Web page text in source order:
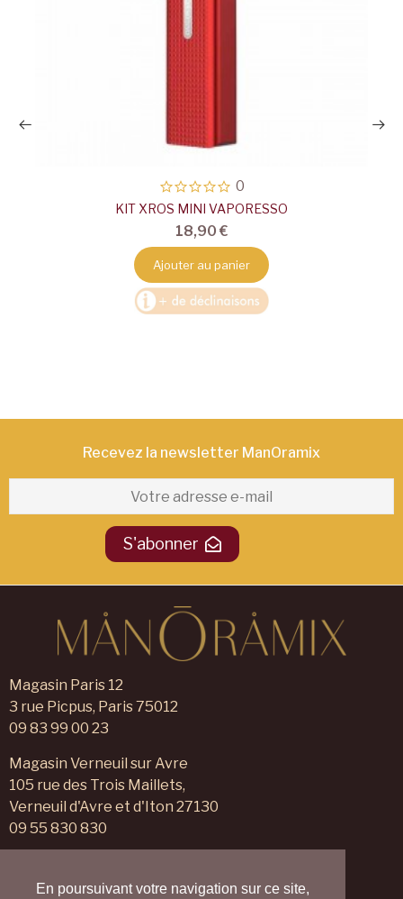
En poursuivant votre navigation sur ce site,
0
KIT XROS MINI VAPORESSO
18,90 €
Ajouter au panier
Recevez la newsletter ManOramix​
S'abonner
Magasin Paris 12
3 rue Picpus, Paris 75012
09 83 99 00 23
Magasin Verneuil sur Avre
105 rue des Trois Maillets,
Verneuil d'Avre et d'Iton 27130
09 55 830 830
Nos magasins